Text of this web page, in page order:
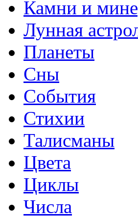
Камни и
Лунная
Планеты
Сны
События
Стихии
Талисманы
Цвета
Циклы
Числа